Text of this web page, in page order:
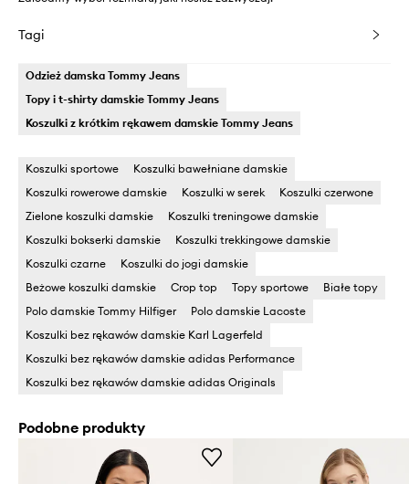
Tagi
Odzież damska Tommy Jeans
Topy i t-shirty damskie Tommy Jeans
Koszulki z krótkim rękawem damskie Tommy Jeans
Koszulki sportowe
Koszulki bawełniane damskie
Koszulki rowerowe damskie
Koszulki w serek
Koszulki czerwone
Zielone koszulki damskie
Koszulki treningowe damskie
Koszulki bokserki damskie
Koszulki trekkingowe damskie
Koszulki czarne
Koszulki do jogi damskie
Beżowe koszulki damskie
Crop top Topy sportowe
Białe topy
Polo damskie Tommy Hilfiger
Polo damskie Lacoste
Koszulki bez rękawów damskie Karl Lagerfeld
Koszulki bez rękawów damskie adidas Performance
Koszulki bez rękawów damskie adidas Originals
Podobne produkty